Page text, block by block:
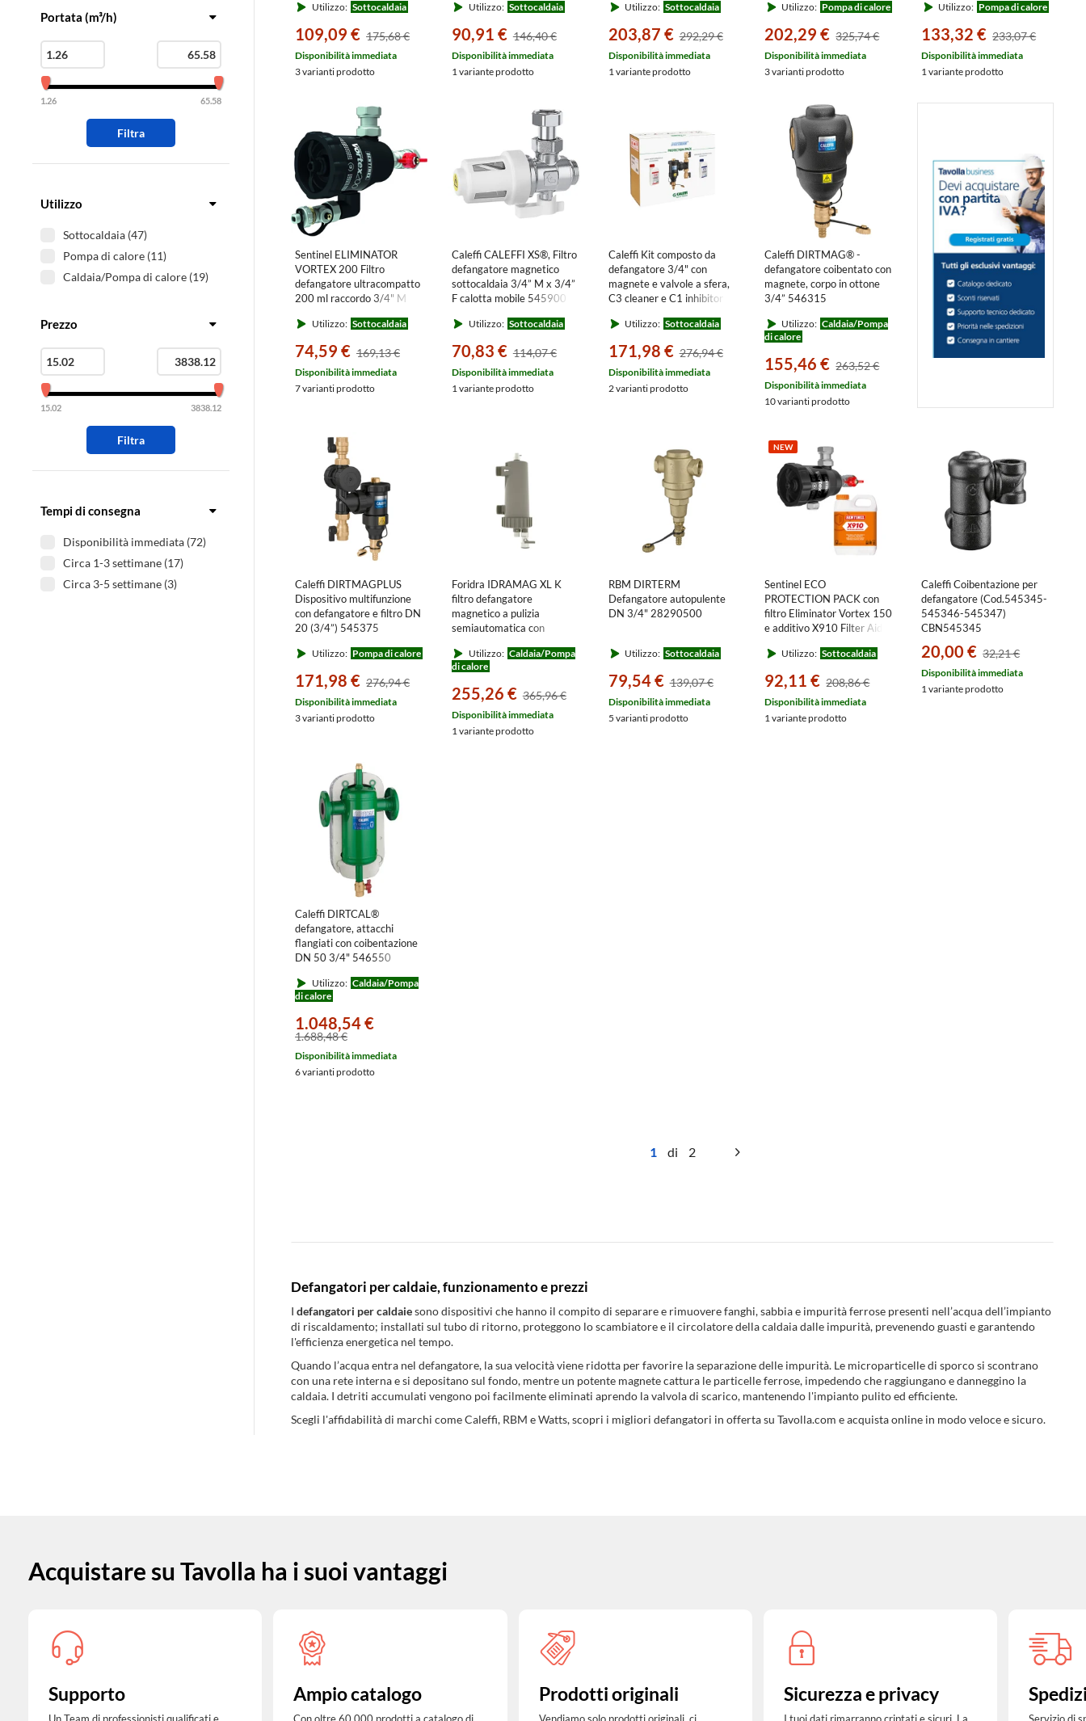
Portata (m³/h)
1.26 65.58
Filtra
Utilizzo
Sottocaldaia (47)
Pompa di calore (11)
Caldaia/Pompa di calore (19)
Prezzo
15.02 3838.12
Filtra
Tempi di consegna
Disponibilità immediata (72)
Circa 1-3 settimane (17)
Circa 3-5 settimane (3)
Utilizzo: Sottocaldaia
109,09 € 175,68 €
Disponibilità immediata
3 varianti prodotto
Utilizzo: Sottocaldaia
90,91 € 146,40 €
Disponibilità immediata
1 variante prodotto
completo di valvola ad
angolo e raccordo ad
angolo con ghiere girevoli
IDRAMAGK
Utilizzo: Sottocaldaia
203,87 € 292,29 €
Disponibilità immediata
1 variante prodotto
Utilizzo: Pompa di calore
202,29 € 325,74 €
Disponibilità immediata
3 varianti prodotto
Utilizzo: Pompa di calore
133,32 € 233,07 €
Disponibilità immediata
1 variante prodotto
Sentinel ELIMINATOR
VORTEX 200 Filtro
defangatore ultracompatto
200 ml raccordo 3/4" M
90D3\4M-EXP
Utilizzo: Sottocaldaia
74,59 € 169,13 €
Disponibilità immediata
7 varianti prodotto
Caleffi CALEFFI XS®, Filtro
defangatore magnetico
sottocaldaia 3/4” M x 3/4”
F calotta mobile 545900
Utilizzo: Sottocaldaia
70,83 € 114,07 €
Disponibilità immediata
1 variante prodotto
Caleffi Kit composto da
defangatore 3/4" con
magnete e valvole a sfera,
C3 cleaner e C1 inhibitor
Utilizzo: Sottocaldaia
171,98 € 276,94 €
Disponibilità immediata
2 varianti prodotto
Caleffi DIRTMAG® -
defangatore coibentato con
magnete, corpo in ottone
3/4” 546315
Utilizzo: Caldaia/Pompa
di calore
155,46 € 263,52 €
Disponibilità immediata
10 varianti prodotto
Caleffi DIRTMAGPLUS
Dispositivo multifunzione
con defangatore e filtro DN
20 (3/4”) 545375
Utilizzo: Pompa di calore
171,98 € 276,94 €
Disponibilità immediata
3 varianti prodotto
Foridra IDRAMAG XL K
filtro defangatore
magnetico a pulizia
semiautomatica con
da 450 micron, completo di
2 valvole ad angolo da 1"
IDRAMAGXLK
Utilizzo: Caldaia/Pompa
di calore
255,26 € 365,96 €
Disponibilità immediata
1 variante prodotto
RBM DIRTERM
Defangatore autopulente
DN 3/4" 28290500
Utilizzo: Sottocaldaia
79,54 € 139,07 €
Disponibilità immediata
5 varianti prodotto
NEW
Sentinel ECO
PROTECTION PACK con
filtro Eliminator Vortex 150
e additivo X910 Filter Aid
V150EPP
Utilizzo: Sottocaldaia
92,11 € 208,86 €
Disponibilità immediata
1 variante prodotto
Caleffi Coibentazione per
defangatore (Cod.545345-
545346-545347)
CBN545345
20,00 € 32,21 €
Disponibilità immediata
1 variante prodotto
Caleffi DIRTCAL®
defangatore, attacchi
flangiati con coibentazione
DN 50 3/4" 546550
Utilizzo: Caldaia/Pompa
di calore
1.048,54 €
1.688,48 €
Disponibilità immediata
6 varianti prodotto
1 di 2
Defangatori per caldaie, funzionamento e prezzi
I defangatori per caldaiesono dispositivi che hanno il compito di separare e rimuovere fanghi, sabbia e impurità ferrose presenti nell’acqua dell’impianto
di riscaldamento; installati sul tubo di ritorno, proteggono lo scambiatore e il circolatore della caldaia dalle impurità, prevenendo guasti e garantendo
l'efficienza energetica nel tempo.
Quando l’acqua entra nel defangatore, la sua velocità viene ridotta per favorire la separazione delle impurità. Le microparticelle di sporco si scontrano
con una rete interna e si depositano sul fondo, mentre un potente magnete cattura le particelle ferrose, impedendo che raggiungano e danneggino la
caldaia. I detriti accumulati vengono poi facilmente eliminati aprendo la valvola di scarico, mantenendo l'impianto pulito ed efficiente.
Scegli l'affidabilità di marchi come Caleffi, RBM e Watts, scopri i migliori defangatori in offerta su Tavolla.com e acquista online in modo veloce e sicuro.
Acquistare su Tavolla ha i suoi vantaggi
Supporto
Un Team di professionisti qualificati e
Ampio catalogo
Con oltre 60.000 prodotti a catalogo di
Prodotti originali
Vendiamo solo prodotti originali, ci
Sicurezza e privacy
I tuoi dati rimarranno criptati e sicuri. La Servizio di